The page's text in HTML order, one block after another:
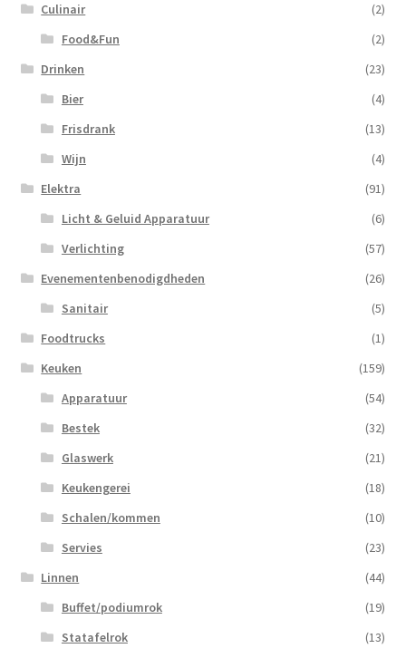
Culinair
(2)
Food&Fun
(2)
Drinken
(23)
Bier
(4)
Frisdrank
(13)
Wijn
(4)
Elektra
(91)
Licht & Geluid Apparatuur
(6)
Verlichting
(57)
Evenementenbenodigdheden
(26)
Sanitair
(5)
Foodtrucks
(1)
Keuken
(159)
Apparatuur
(54)
Bestek
(32)
Glaswerk
(21)
Keukengerei
(18)
Schalen/kommen
(10)
Servies
(23)
Linnen
(44)
Buffet/podiumrok
(19)
Statafelrok
(13)